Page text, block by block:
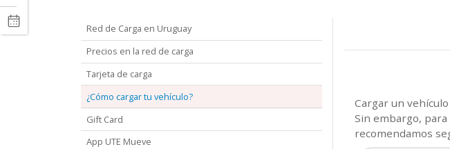
Red de Carga en Uruguay
Precios en la red de carga
Tarjeta de carga
¿Cómo cargar tu vehículo?
Gift Card
App UTE Mueve
Cargar un
Sin embargo,
recomendamos